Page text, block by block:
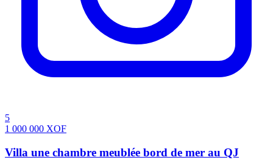
5
1 000 000 XOF
Villa une chambre meublée bord de mer au QJ